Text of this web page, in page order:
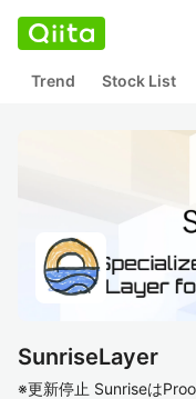
Trend Stock List
SunriseLayer
※更新停止 Sunriseは